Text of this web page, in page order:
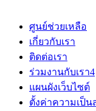
ศูนย์ช่วยเหลือ
เกี่ยวกับเรา
ติดต่อเรา
ร่วมงานกับเรา4
แผนผังเว็บไซต์
ตั้งค่าความเป็น